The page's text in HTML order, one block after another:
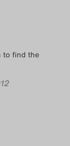
to find the